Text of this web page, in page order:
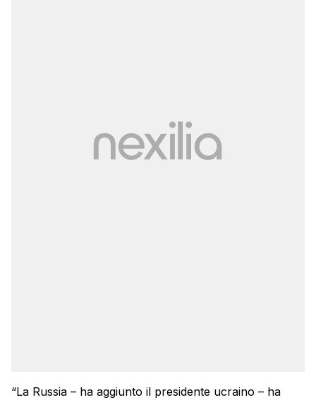
“La Russia – ha aggiunto il presidente ucraino – ha